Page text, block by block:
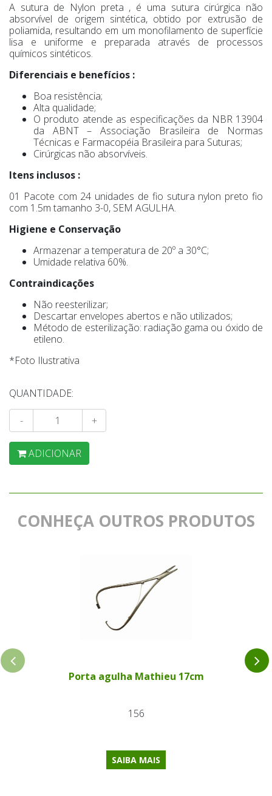
A sutura de Nylon preta , é uma sutura cirúrgica não
absorvível de origem sintética, obtido por extrusão de
poliamida, resultando em um monofilamento de superfície
lisa e uniforme e preparada através de processos
químicos sintéticos.
Diferenciais e benefícios :
Boa resistência;
Alta qualidade;
O produto atende as especificações da NBR 13904
da ABNT – Associação Brasileira de Normas
Técnicas e Farmacopéia Brasileira para Suturas;
Cirúrgicas não absorvíveis.
Itens inclusos :
01 Pacote com 24 unidades de fio sutura nylon preto fio
com 1.5m tamanho 3-0, SEM AGULHA.
Higiene e Conservação
Armazenar a temperatura de 20º a 30°C;
Umidade relativa 60%.
Contraindicações
Não reesterilizar;
Descartar envelopes abertos e não utilizados;
Método de esterilização: radiação gama ou óxido de
etileno.
*Foto Ilustrativa
QUANTIDADE:
- +
ADICIONAR
CONHEÇA OUTROS PRODUTOS
Porta agulha Mathieu 17cm
156
SAIBA MAIS